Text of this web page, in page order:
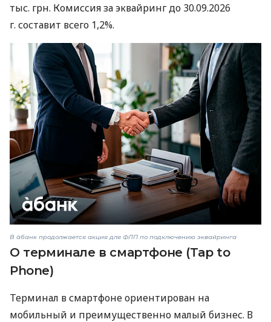
тыс. грн. Комиссия за эквайринг до 30.09.2026
г. составит всего 1,2%.
В àбанк продолжается акция для ФЛП по подключению эквайринга
О терминале в смартфоне (Tap to
Phone)
Терминал в смартфоне ориентирован на
мобильный и преимущественно малый бизнес. В